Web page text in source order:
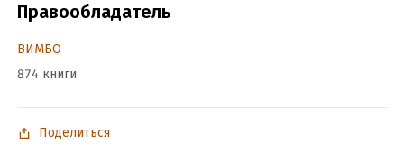
Правообладатель
ВИМБО
874 книги
Поделиться